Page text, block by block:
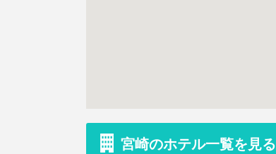
宮崎のホテル一覧を見る